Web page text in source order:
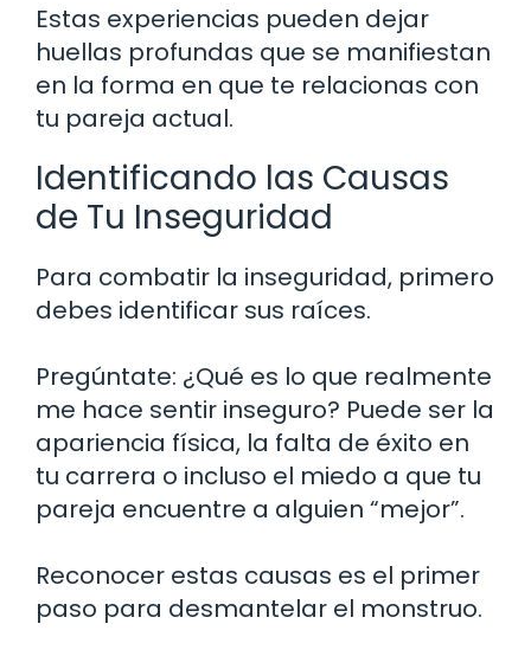
Estas experiencias pueden dejar
huellas profundas que se manifiestan
en la forma en que te relacionas con
tu pareja actual.
Identificando las Causas
de Tu Inseguridad
Para combatir la inseguridad, primero
debes identificar sus raíces.
Pregúntate: ¿Qué es lo que realmente
me hace sentir inseguro? Puede ser la
apariencia física, la falta de éxito en
tu carrera o incluso el miedo a que tu
pareja encuentre a alguien “mejor”.
Reconocer estas causas es el primer
paso para desmantelar el monstruo.